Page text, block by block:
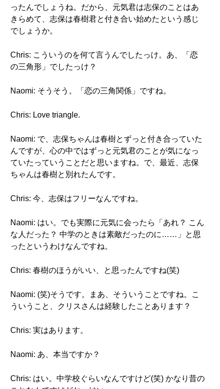
ったんでしょうね。だから、元気君は志保のことはあ
きらめて、志保は春樹君と付き合い始めたという感じ
でしょうか。
Chris: こういうのを何て言うんでしたっけ。あ、「恋
の三角形」でしたっけ？
Naomi: そうそう。「恋の三角関係」ですね。
Chris: Love triangle.
Naomi: で、志保ちゃんは春樹とずっと付き合っていた
んですが、心の中ではずっと元気君のことが気になっ
ていたっていうことだと思いますね。で、最近、志保
ちゃんは春樹と別れたんです。
Chris: 今、志保はフリーなんですね。
Naomi: はい。でも実際に元気に会ったら「あれ？ こん
な人だった？ 中学のときは素敵だったのに……」と思
ったというわけなんですね。
Chris: 春樹のほうがいい、と思ったんですね(笑)
Naomi: (笑)そうです。まあ、そういうことですね。こ
ういうこと、クリスさんは経験したことあります？
Chris: 実はあります。
Naomi: あ、本当ですか？
Chris: はい。中学校ぐらいなんですけど(笑) かなり昔の